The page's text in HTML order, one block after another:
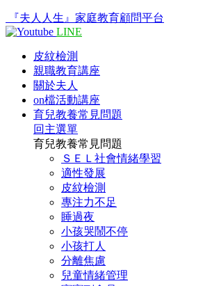
『夫人人生』家庭教育顧問平台
LINE
皮紋檢測
親職教育講座
關於夫人
on檔活動講座
育兒教養常見問題
回主選單
育兒教養常見問題
ＳＥＬ社會情緒學習
適性發展
皮紋檢測
專注力不足
睡過夜
小孩哭鬧不停
小孩打人
分離焦慮
兒童情緒管理